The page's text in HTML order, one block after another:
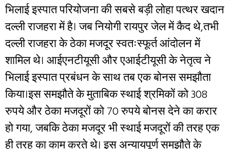
भिलाई इस्पात परियोजना की सबसे बड़ी लोहा पत्थर खदान
दल्ली राजहरा में है। जब नियोगी रायपुर जेल में कैद थे,तभी
दल्ली राजहरा के ठेका मजदूर स्वतःस्फूर्त आंदोलन में
शामिल थे। आईएनटीयूसी और एआईटीयूसी के नेतृत्व ने
भिलाई इस्पात प्रबंधन के साथ तब एक बोनस समझौता
किया।इस समझौते के मुताबिक स्थाई श्रमिकों को 308
रुपये और ठेका मजदूरों को 70 रुपये बोनस देने का करार
हो गया, जबकि ठेका मजदूर भी स्थाई मजदूरों की तरह एक
ही तरह का काम करते थे। इस अन्यायपूर्ण समझौते के